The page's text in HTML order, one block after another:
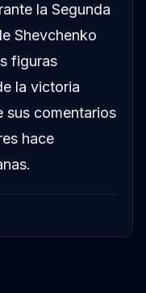
la Segunda
Shevchenko
figuras
la victoria
sus comentarios
hace